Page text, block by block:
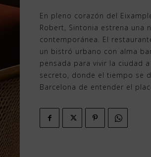
En pleno corazón del
Robert, Sintonia estrena una
contemporánea. El
un bistró urbano con alma
pensada para vivir la ciudad
secreto, donde el tiempo se
Barcelona de entender el